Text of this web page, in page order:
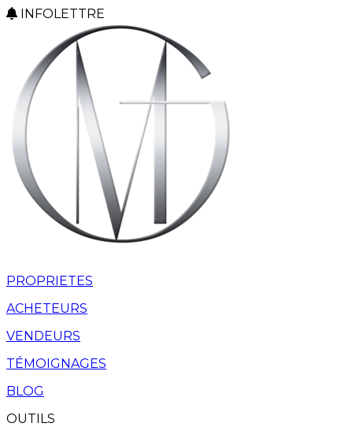
INFOLETTRE
PROPRIETES
ACHETEURS
VENDEURS
TÉMOIGNAGES
BLOG
OUTILS